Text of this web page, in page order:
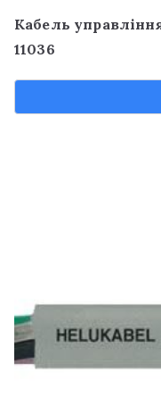
Кабель
11036